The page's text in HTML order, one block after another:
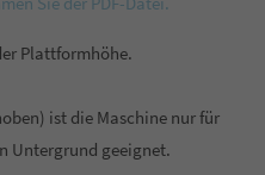
Plattformhöhe.
ist die Maschine nur für
Untergrund geeignet.